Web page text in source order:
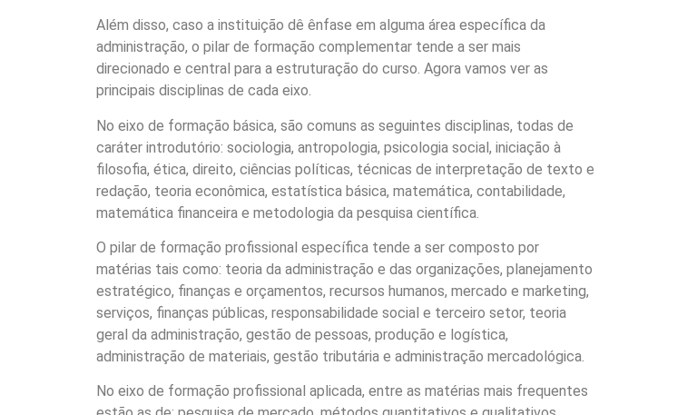
Além disso, caso a instituição dê ênfase em alguma área específica da
administração, o pilar de formação complementar tende a ser mais
direcionado e central para a estruturação do curso. Agora vamos ver as
principais disciplinas de cada eixo.
No eixo de formação básica, são comuns as seguintes disciplinas, todas de
caráter introdutório: sociologia, antropologia, psicologia social, iniciação à
filosofia, ética, direito, ciências políticas, técnicas de interpretação de texto e
redação, teoria econômica, estatística básica, matemática, contabilidade,
matemática financeira e metodologia da pesquisa científica.
O pilar de formação profissional específica tende a ser composto por
matérias tais como: teoria da administração e das organizações, planejamento
estratégico, finanças e orçamentos, recursos humanos, mercado e marketing,
serviços, finanças públicas, responsabilidade social e terceiro setor, teoria
geral da administração, gestão de pessoas, produção e logística,
administração de materiais, gestão tributária e administração mercadológica.
No eixo de formação profissional aplicada, entre as matérias mais frequentes